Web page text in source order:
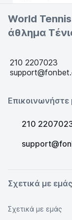
World
άθλημα
210 2207023
Επικοινωνήστε
210
Σχετικά με εμάς
Σχετικά με εμάς